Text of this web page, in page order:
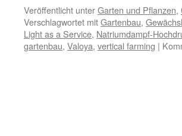
Veröffentlicht unterGarten und Pflanzen,
Verschlagwortet mitGartenbau,
Light as a Service, Natriumdampf-
gartenbau, Valoya, vertical farming |